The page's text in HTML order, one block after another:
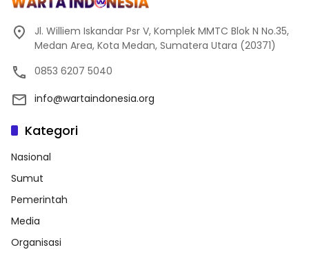
Jl. Williem Iskandar Psr V, Komplek MMTC Blok N No.35,
Medan Area, Kota Medan, Sumatera Utara (20371)
0853 6207 5040
info@wartaindonesia.org
Kategori
Nasional
Sumut
Pemerintah
Media
Organisasi